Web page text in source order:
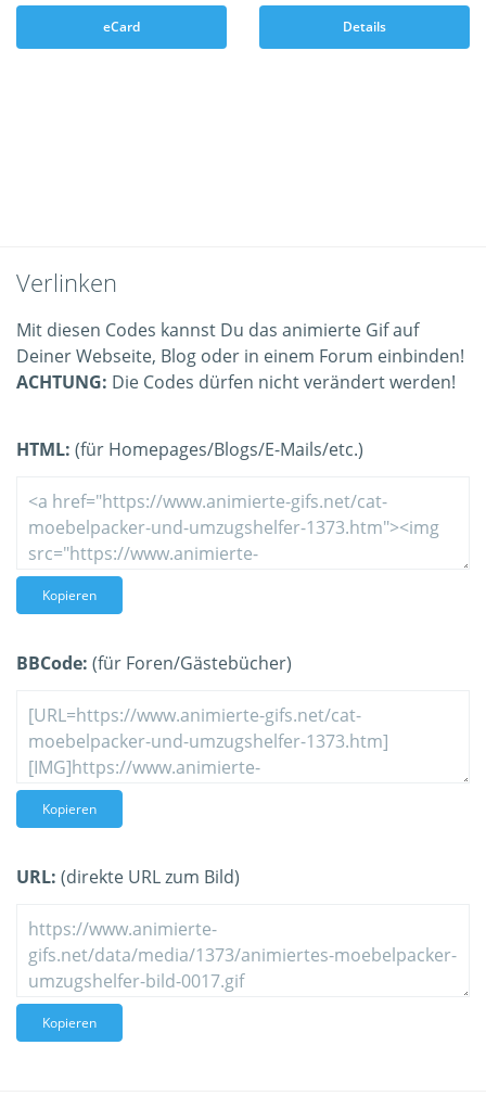
eCard Details
Verlinken
Mit diesen Codes kannst Du das animierte Gif auf
Deiner Webseite, Blog oder in einem Forum einbinden!
ACHTUNG: Die Codes dürfen nicht verändert werden!
HTML: (für Homepages/Blogs/E-Mails/etc.)
Kopieren
BBCode: (für Foren/Gästebücher)
Kopieren
URL: (direkte URL zum Bild)
Kopieren